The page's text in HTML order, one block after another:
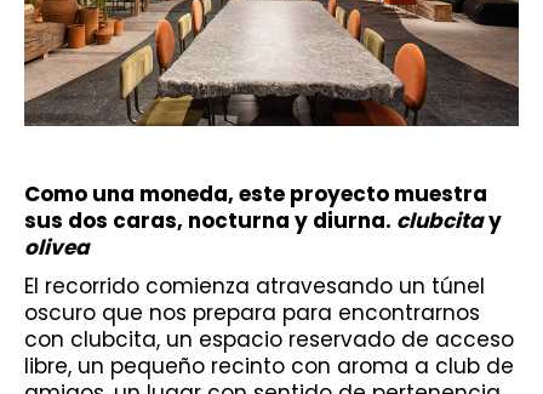
Como una moneda, este proyecto muestra
sus dos caras, nocturna y diurna. clubcitay
olivea
El recorrido comienza atravesando un túnel
oscuro que nos prepara para encontrarnos
con clubcita, un espacio reservado de acceso
libre, un pequeño recinto con aroma a club de